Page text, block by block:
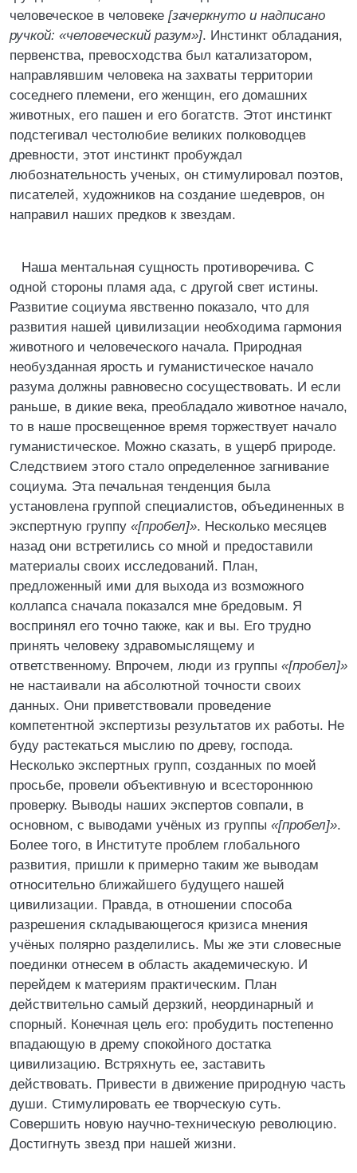
человеческое в человеке [зачеркнуто и надписано
ручкой: «человеческий разум»]. Инстинкт обладания,
первенства, превосходства был катализатором,
направлявшим человека на захваты территории
соседнего племени, его женщин, его домашних
животных, его пашен и его богатств. Этот инстинкт
подстегивал честолюбие великих полководцев
древности, этот инстинкт пробуждал
любознательность ученых, он стимулировал поэтов,
писателей, художников на создание шедевров, он
направил наших предков к звездам.
Наша ментальная сущность противоречива. С
одной стороны пламя ада, с другой свет истины.
Развитие социума явственно показало, что для
развития нашей цивилизации необходима гармония
животного и человеческого начала. Природная
необузданная ярость и гуманистическое начало
разума должны равновесно сосуществовать. И если
раньше, в дикие века, преобладало животное начало,
то в наше просвещенное время торжествует начало
гуманистическое. Можно сказать, в ущерб природе.
Следствием этого стало определенное загнивание
социума. Эта печальная тенденция была
установлена группой специалистов, объединенных в
экспертную группу «[пробел]». Несколько месяцев
назад они встретились со мной и предоставили
материалы своих исследований. План,
предложенный ими для выхода из возможного
коллапса сначала показался мне бредовым. Я
воспринял его точно также, как и вы. Его трудно
принять человеку здравомыслящему и
ответственному. Впрочем, люди из группы «[пробел]»
не настаивали на абсолютной точности своих
данных. Они приветствовали проведение
компетентной экспертизы результатов их работы. Не
буду растекаться мыслию по древу, господа.
Несколько экспертных групп, созданных по моей
просьбе, провели объективную и всестороннюю
проверку. Выводы наших экспертов совпали, в
основном, с выводами учёных из группы «[пробел]».
Более того, в Институте проблем глобального
развития, пришли к примерно таким же выводам
относительно ближайшего будущего нашей
цивилизации. Правда, в отношении способа
разрешения складывающегося кризиса мнения
учёных полярно разделились. Мы же эти словесные
поединки отнесем в область академическую. И
перейдем к материям практическим. План
действительно самый дерзкий, неординарный и
спорный. Конечная цель его: пробудить постепенно
впадающую в дрему спокойного достатка
цивилизацию. Встряхнуть ее, заставить
действовать. Привести в движение природную часть
души. Стимулировать ее творческую суть.
Совершить новую научно-техническую революцию.
Достигнуть звезд при нашей жизни.